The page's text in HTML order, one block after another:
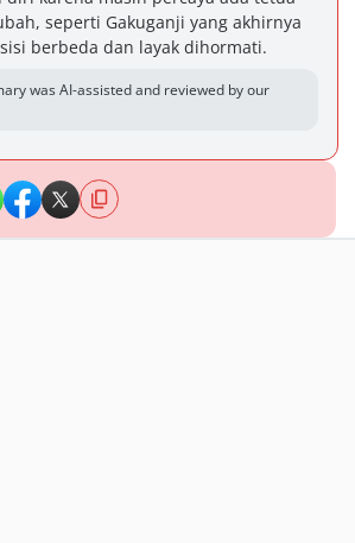
seperti Gakuganji yang akhirnya
berbeda dan layak dihormati.
was AI-assisted and reviewed by our